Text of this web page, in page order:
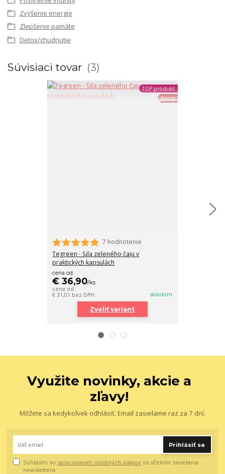
Zvýšenie energie
Zlepšenie pamäte
Detox/chudnutie
Súvisiaci tovar 3
TOP produkt
Akcia
7 hodnotenie
Tegreen - Sila zeleného čaju v
praktických kapsulách
cena od
€ 36,90/ks
cena od
€ 31,01 bez DPH skladom
Zvoliť variant
Využite novinky, akcie a
zľavy!
Môžete sa kedykoľvek odhlásiť. Email zasielame raz za 7 dní.
Prihlásiť sa
Súhlasím so spracovaním osobných údajov za účelom zasielania
newslettera.